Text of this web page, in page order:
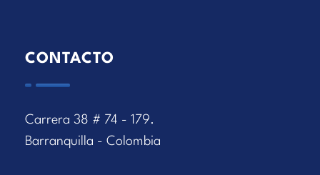
CONTACTO
Carrera 38 # 74 - 179.
Barranquilla - Colombia